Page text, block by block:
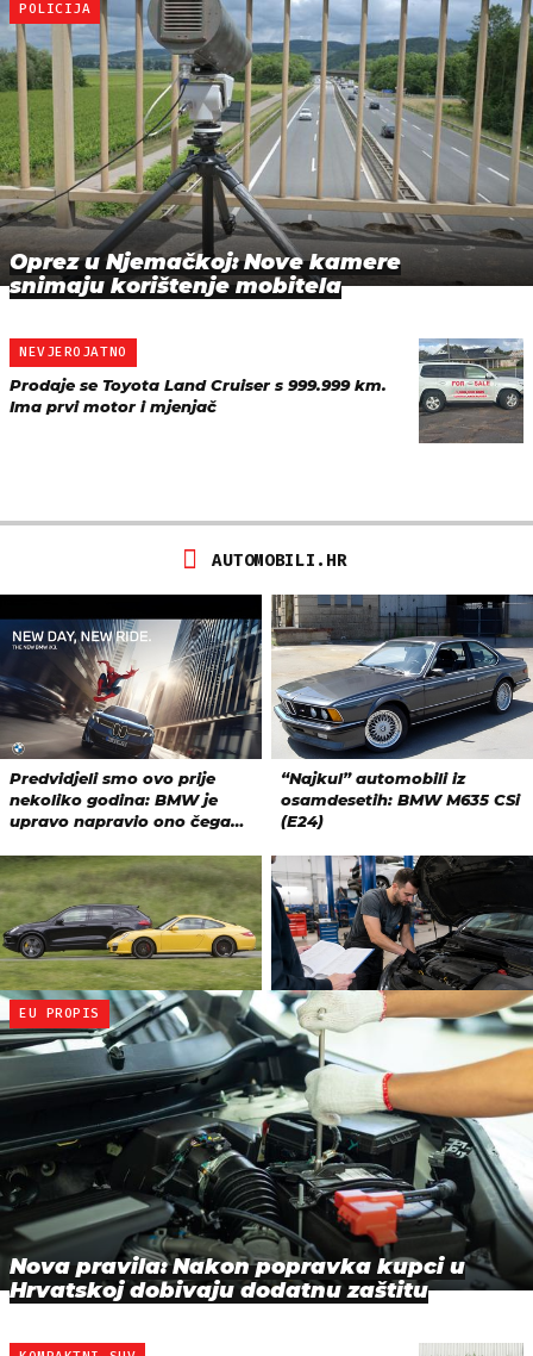
POLICIJA
Oprez u Njemačkoj: Nove kamere
snimaju korištenje mobitela
NEVJEROJATNO
Prodaje se Toyota Land Cruiser s 999.999 km.
Ima prvi motor i mjenjač
EU PROPIS
Nova pravila: Nakon popravka kupci u
Hrvatskoj dobivaju dodatnu zaštitu